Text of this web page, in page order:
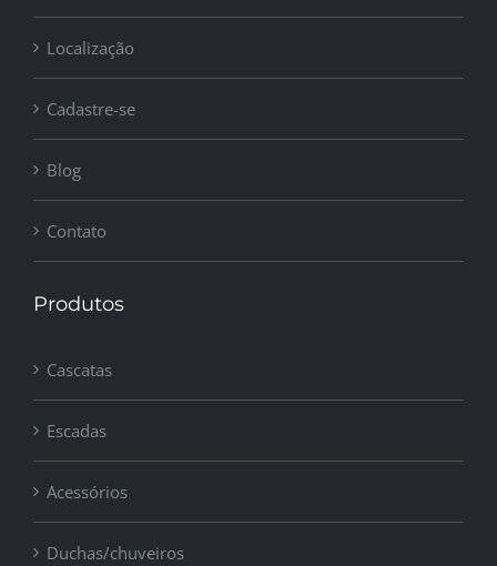
Localização
Cadastre-se
Blog
Contato
Produtos
Cascatas
Escadas
Acessórios
Duchas/chuveiros